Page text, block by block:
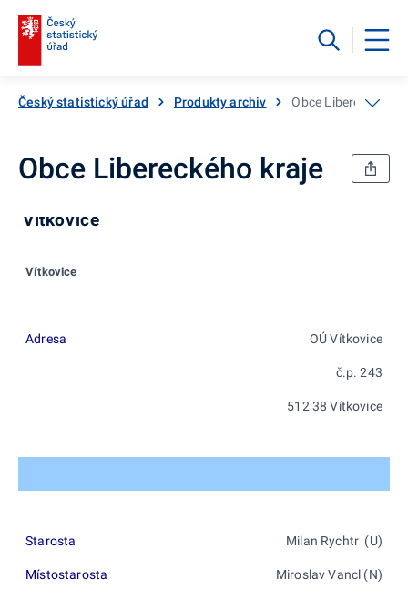
Český statistický úřad Produkty archiv Obce Libereckého
Obce Libereckého kraje
Vítkovice
Vítkovice
Adresa OÚ Vítkovice
č.p. 243
512 38 Vítkovice
Starosta Milan Rychtr (U)
Místostarosta Miroslav Vancl (N)